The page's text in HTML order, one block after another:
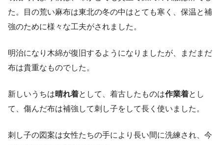
た。目の荒い麻布は東北の冬の中はとても寒く、保温と補
強のために様々な工夫がされました。
明治になり木綿が復旧するようになりましたが、まだまだ
布は貴重なものでした。
新しいうちは晴れ着として、着古したものは作業着とし
て、傷んだ布は補強して刺し子をして長く使いました。
刺し子の図案は女性たちの手により長い間に洗練され、今